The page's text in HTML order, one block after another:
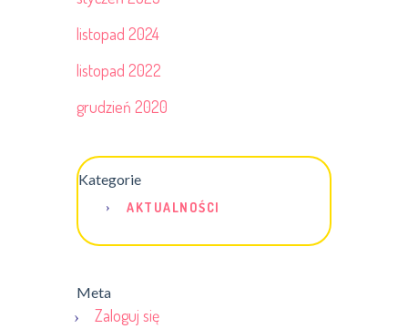
listopad 2024
listopad 2022
grudzień 2020
Kategorie
AKTUALNOŚCI
Meta
Zaloguj się